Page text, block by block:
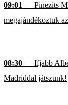
09:01 — Pinezits
megajándékoztuk
08:30 — Ifjabb
Madriddal játszunk!